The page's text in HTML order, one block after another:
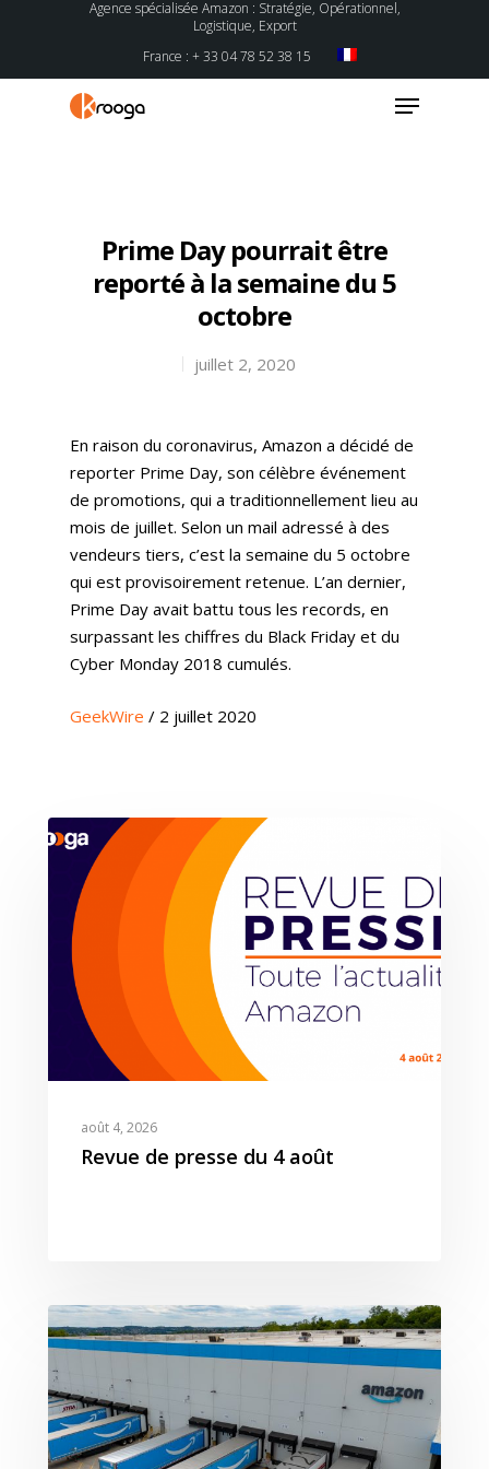
Agence spécialisée Amazon : Stratégie, Opérationnel,
Logistique, Export
France : + 33 04 78 52 38 15
Prime Day pourrait être
reporté à la semaine du 5
octobre
juillet 2, 2020
En raison du coronavirus, Amazon a décidé de
reporter Prime Day, son célèbre événement
de promotions, qui a traditionnellement lieu au
mois de juillet. Selon un mail adressé à des
vendeurs tiers, c’est la semaine du 5 octobre
qui est provisoirement retenue. L’an dernier,
Prime Day avait battu tous les records, en
surpassant les chiffres du Black Friday et du
Cyber Monday 2018 cumulés.
GeekWire / 2 juillet 2020
août 4, 2026
Revue de presse du 4 août